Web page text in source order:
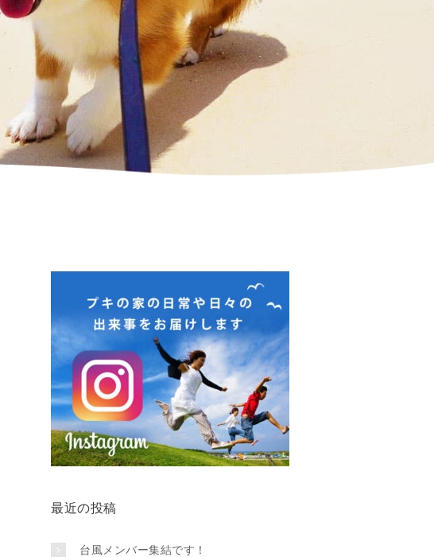
最近の投稿
台風メンバー集結です！